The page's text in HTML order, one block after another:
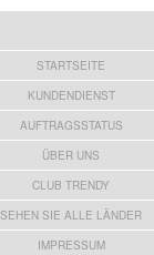
STARTSEITE
KUNDENDIENST
AUFTRAGSSTATUS
ÜBER UNS
CLUB TRENDY
SEHEN SIE ALLE LÄNDER
IMPRESSUM